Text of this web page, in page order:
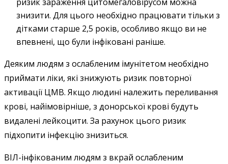
знизити. Для цього необхідно працювати тільки з
дітками старше 2,5 років, особливо якщо ви не
впевнені, що були інфіковані раніше.
Деяким людям з ослабленим імунітетом необхідно
приймати ліки, які знижують ризик повторної
активації ЦМВ. Якщо людині належить переливання
крові, найімовірніше, з донорської крові будуть
видалені лейкоцити. За рахунок цього ризик
підхопити інфекцію знизиться.
ВІЛ-інфікованим людям з вкрай ослабленим